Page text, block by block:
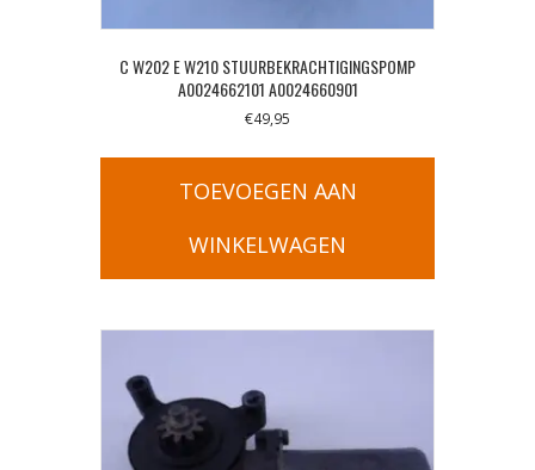
C W202 E W210 STUURBEKRACHTIGINGSPOMP
A0024662101 A0024660901
€49,95
TOEVOEGEN AAN
WINKELWAGEN